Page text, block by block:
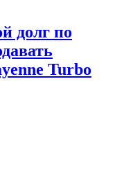
долг по
Turbo